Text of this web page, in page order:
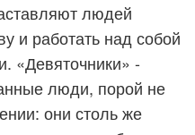
людей
и работать над собой
«Девяточники» -
люди, порой не
они столь же